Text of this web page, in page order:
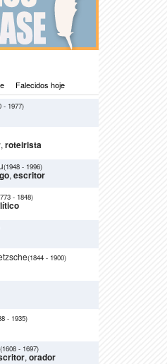
Falecidos hoje
- 1977)
, roteirista
(1948 - 1996)
, escritor
- 1848)
(1844 - 1900)
- 1935)
(1608 - 1697)
, orador